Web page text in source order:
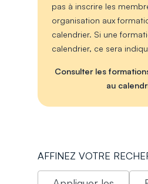
pas à inscrire les
organisation aux
calendrier. Si une
calendrier, ce sera
Consulter les
au
AFFINEZ VOTRE